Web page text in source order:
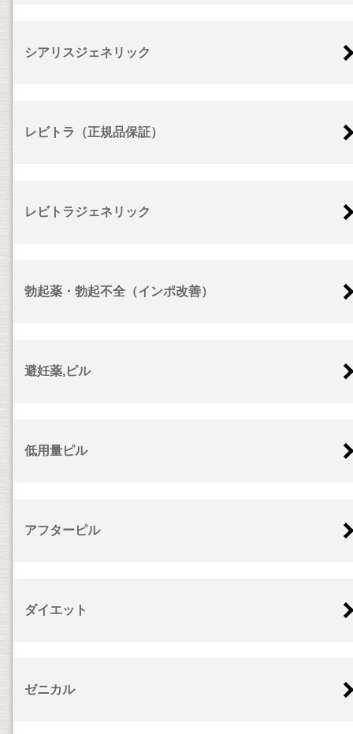
シアリスジェネリック
レビトラ（正規品保証）
レビトラジェネリック
勃起薬・勃起不全（インポ改善）
避妊薬,ピル
低用量ピル
アフターピル
ダイエット
ゼニカル